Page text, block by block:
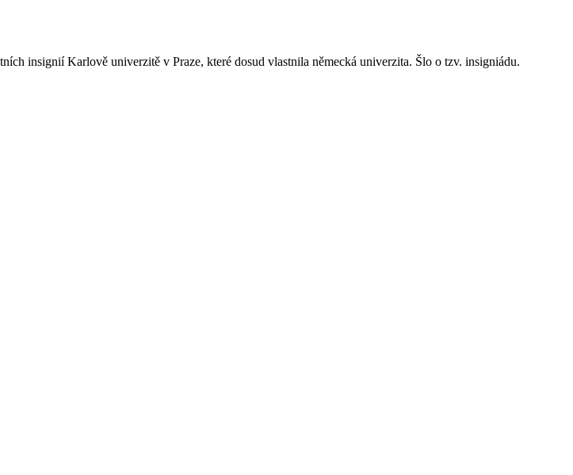
insignií Karlově univerzitě v Praze, které dosud vlastnila německá univerzita. Šlo o tzv. insigniádu.